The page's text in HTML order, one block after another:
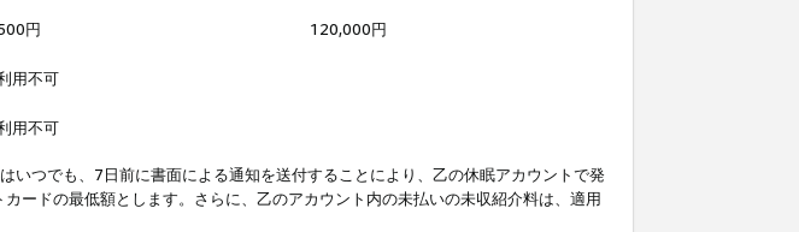
円 120,000円
用不可
用不可
つでも、7日前に書面による通知を送付することにより、乙の休眠アカウントで発
カードの最低額とします。さらに、乙のアカウント内の未払いの未収紹介料は、適用